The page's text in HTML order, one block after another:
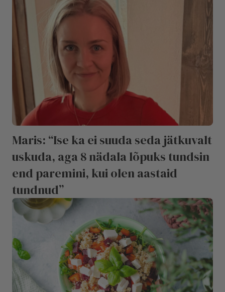
Maris: “Ise ka ei suuda seda jätkuvalt
uskuda, aga 8 nädala lõpuks tundsin
end paremini, kui olen aastaid
tundnud”